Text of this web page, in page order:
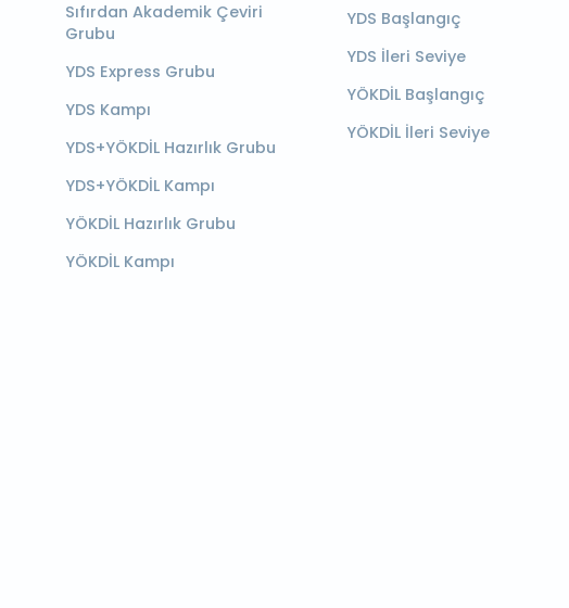
Sıfırdan Akademik Çeviri
Grubu
YDS Express Grubu
YDS Kampı
YDS+YÖKDİL Hazırlık Grubu
YDS+YÖKDİL Kampı
YÖKDİL Hazırlık Grubu
YÖKDİL Kampı
YDS Başlangıç
YDS İleri Seviye
YÖKDİL Başlangıç
YÖKDİL İleri Seviye